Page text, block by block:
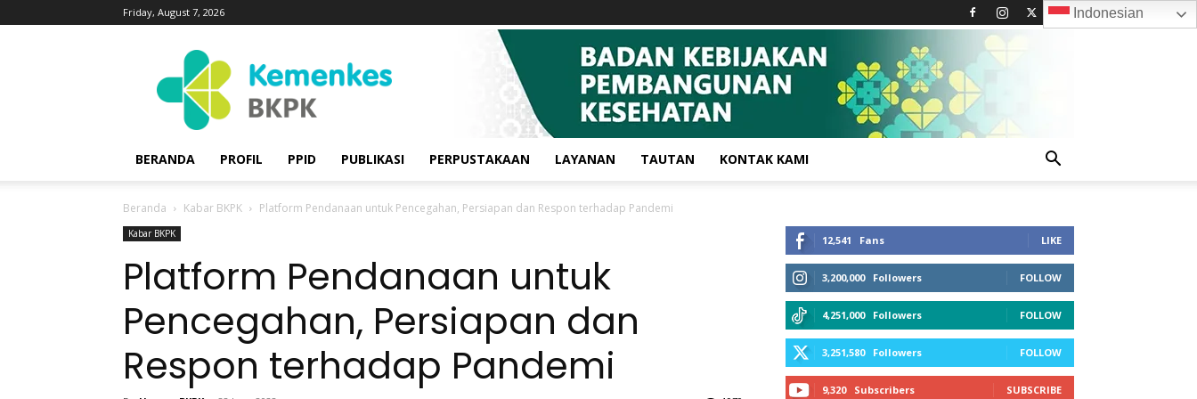
Friday, August 7, 2026
Kebijakan
Pembangunan
Kesehatan
BKPK
BERANDA PROFIL PPID PUBLIKASI PERPUSTAKAAN LAYANAN TAUTAN KONTAK KAMI
Beranda Kabar BKPK Platform Pendanaan untuk Pencegahan, Persiapan dan Respon terhadap Pandemi
Kabar BKPK
Platform Pendanaan untuk
Pencegahan, Persiapan dan
Respon terhadap Pandemi
12,541 Fans LIKE
3,200,000 Followers FOLLOW
4,251,000 Followers FOLLOW
3,251,580 Followers FOLLOW
9,320 Subscribers SUBSCRIBE
Indonesian